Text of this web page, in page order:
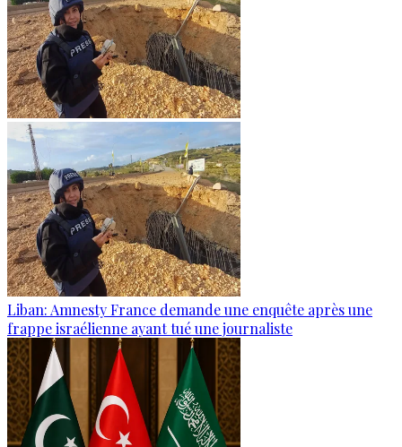
Liban: Amnesty France demande une enquête après une
frappe israélienne ayant tué une journaliste